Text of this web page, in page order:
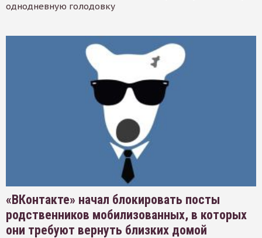
однодневную голодовку
«ВКонтакте» начал блокировать посты
родственников мобилизованных, в которых
они требуют вернуть близких домой